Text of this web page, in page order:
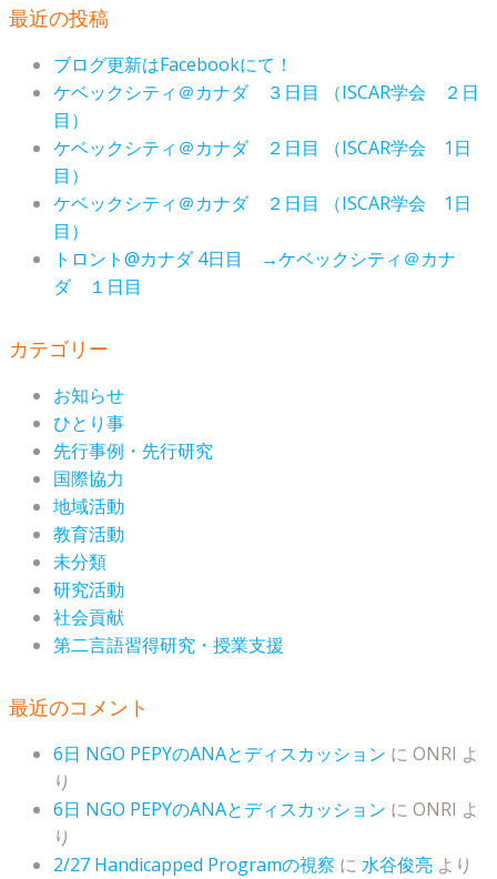
最近の投稿
ブログ更新はFacebookにて！
ケベックシティ＠カナダ ３日目 （ISCAR学会 ２日
目）
ケベックシティ＠カナダ ２日目 （ISCAR学会 1日
目）
ケベックシティ＠カナダ ２日目 （ISCAR学会 1日
目）
トロント@カナダ 4日目 →ケベックシティ＠カナ
ダ １日目
カテゴリー
お知らせ
ひとり事
先行事例・先行研究
国際協力
地域活動
教育活動
未分類
研究活動
社会貢献
第二言語習得研究・授業支援
最近のコメント
6日 NGO PEPYのANAとディスカッション に ONRI よ
り
6日 NGO PEPYのANAとディスカッション に ONRI よ
り
2/27 Handicapped Programの視察 に 水谷俊亮 より